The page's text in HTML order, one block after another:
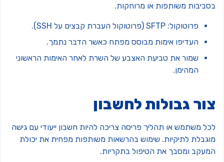
משותפות או מרוחקות.
פרוטוקול: SFTP (פרוטוקול העברת קבצים על SSH).
העדיפו אימות מבוסס מפתח כאשר הדבר נתמך.
שמור את טביעת האצבע של השרת לאחר האימות הראשוני
המהימן.
גבולות לחשבון
משתמש או תהליך פריסה צריכה להיות חשבון ייעודי עם גישה
לתיקיות. שימוש בהרשאות משותפות מפחית את יכולת
ומסבך את הטיפול בתקריות.